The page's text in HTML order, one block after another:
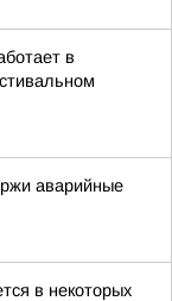
в
аварийные
в некоторых